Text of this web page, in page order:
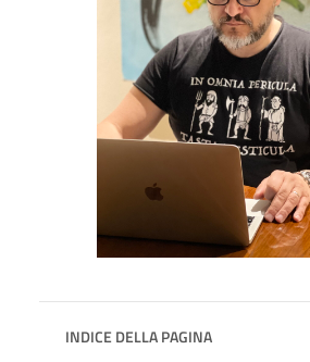
INDICE DELLA PAGINA